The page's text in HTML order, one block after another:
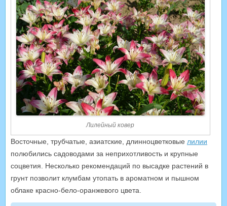
Лилейный ковер
Восточные, трубчатые, азиатские, длинноцветковые лилии
полюбились садоводами за неприхотливость и крупные
соцветия. Несколько рекомендаций по высадке растений в
грунт позволит клумбам утопать в ароматном и пышном
облаке красно-бело-оранжевого цвета.